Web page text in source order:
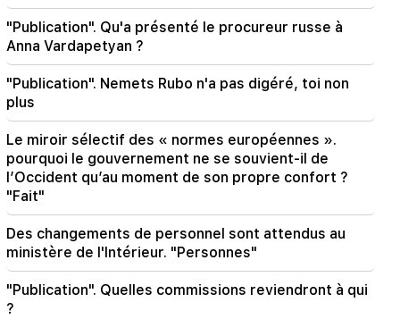
quittera l'école. Nikol Pashinyan
C'est la première réunion du gouvernement
nouvellement formé, nous devons faire
quelques révisions. Nikol Pashinyan
09:06
EN DIRECT&nbsp;: réunion du Cabinet
"Publication". Qu'a présenté le procureur russe à
Anna Vardapetyan ?
"Publication". Nemets Rubo n'a pas digéré, toi non
plus
Le miroir sélectif des « normes européennes ».
pourquoi le gouvernement ne se souvient-il de
l’Occident qu’au moment de son propre confort ?
"Fait"
Des changements de personnel sont attendus au
ministère de l'Intérieur. "Personnes"
"Publication". Quelles commissions reviendront à qui
?